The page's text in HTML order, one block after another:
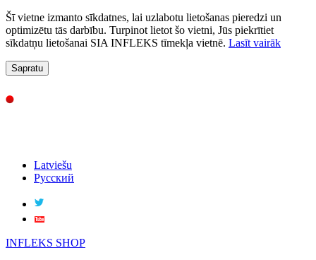
Šī vietne izmanto sīkdatnes, lai uzlabotu lietošanas pieredzi un
optimizētu tās darbību. Turpinot lietot šo vietni, Jūs piekrītiet
sīkdatņu lietošanai SIA INFLEKS tīmekļa vietnē. Lasīt vairāk
Sapratu
Latviešu
Русский
INFLEKS SHOP